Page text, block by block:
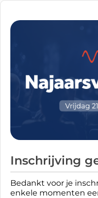
Inschrijving
Bedankt voor je
enkele momenten